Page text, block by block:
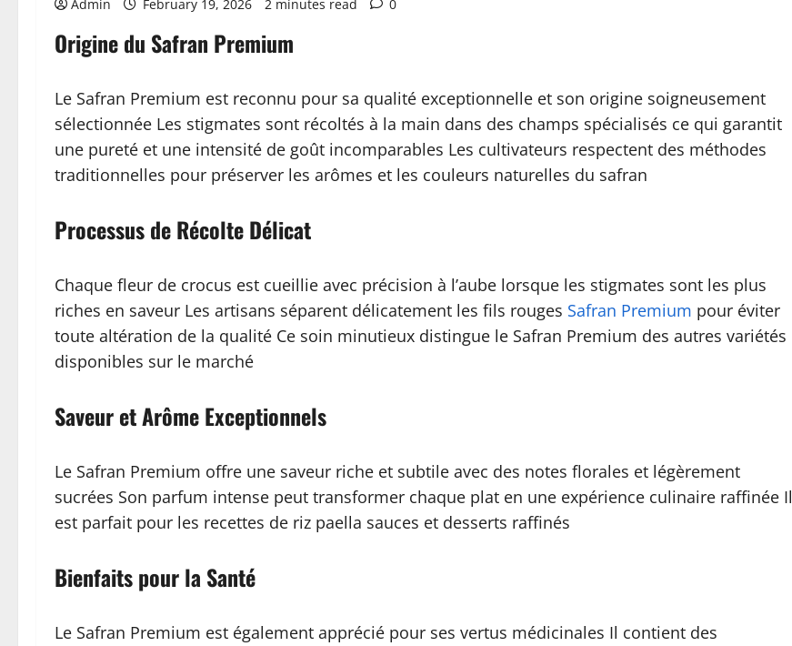
Admin February 19, 2026 2 minutes read 0
Origine du Safran Premium
Le Safran Premium est reconnu pour sa qualité exceptionnelle et son origine soigneusement
sélectionnée Les stigmates sont récoltés à la main dans des champs spécialisés ce qui garantit
une pureté et une intensité de goût incomparables Les cultivateurs respectent des méthodes
traditionnelles pour préserver les arômes et les couleurs naturelles du safran
Processus de Récolte Délicat
Chaque fleur de crocus est cueillie avec précision à l’aube lorsque les stigmates sont les plus
riches en saveur Les artisans séparent délicatement les fils rouges Safran Premium pour éviter
toute altération de la qualité Ce soin minutieux distingue le Safran Premium des autres variétés
disponibles sur le marché
Saveur et Arôme Exceptionnels
Le Safran Premium offre une saveur riche et subtile avec des notes florales et légèrement
sucrées Son parfum intense peut transformer chaque plat en une expérience culinaire raffinée Il
est parfait pour les recettes de riz paella sauces et desserts raffinés
Bienfaits pour la Santé
Le Safran Premium est également apprécié pour ses vertus médicinales Il contient des